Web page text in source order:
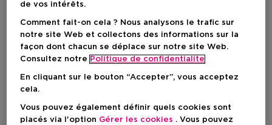
de vos intérêts.
Comment fait-on cela ? Nous analysons le trafic sur
notre site Web et collectons des informations sur la
façon dont chacun se déplace sur notre site Web.
Consultez notre Politique de confidentialite
En cliquant sur le bouton “Accepter”, vous acceptez
cela.
Vous pouvez également définir quels cookies sont
placés via l'option Gérer les cookies . Vous pouvez